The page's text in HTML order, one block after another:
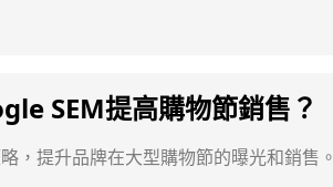
SEM提高購物節銷售？
，提升品牌在大型購物節的曝光和銷售。